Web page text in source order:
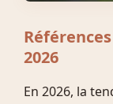
2026
En 2026, la